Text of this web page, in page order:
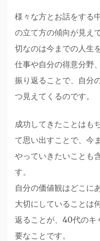
様々な方とお話をする
の立て方の傾向が見え
切なのは今までの人生
仕事や自分の得意分野
振り返ることで、自分
つ見えてくるのです。
成功してきたことはも
て思い出すことで、今
やっていきたいことも
す。
自分の価値観はどこに
大切にしていることは
返ることが、40代のキ
要なことです。